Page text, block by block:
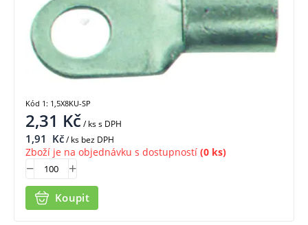
2,31 Kč/ kss DPH
1,91 Kč/ ks bez DPH
Zboží je na objednávku s dostupností (0 ks)
Koupit
Kód 1: 1,5X8KU-SP